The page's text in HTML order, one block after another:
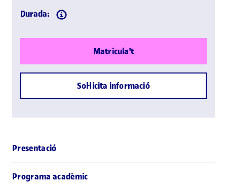
Durada:
Matricula't
Sol·licita informació
Presentació
Programa acadèmic